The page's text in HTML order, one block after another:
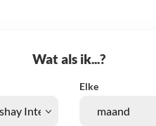
Wat als ik...?
Elke